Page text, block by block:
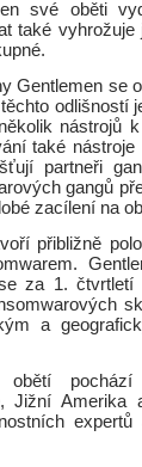
své oběti
také vyhrožuje
Gentlemen se
odlišností
nástrojů
také
partneři
gangů
zacílení na
přibližně
za 1.
a
obětí
Jižní Amerika